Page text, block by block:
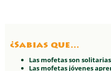
¿Sabias que…
Las mofetas son
Las mofetas jóvenes